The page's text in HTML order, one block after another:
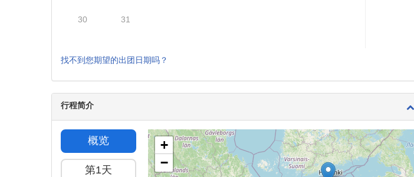
30 31
找不到您期望的出团日期吗？
行程简介
概览
第1天
+
−